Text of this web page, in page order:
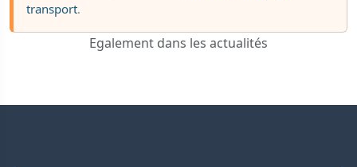
transport.
Egalement dans les actualités